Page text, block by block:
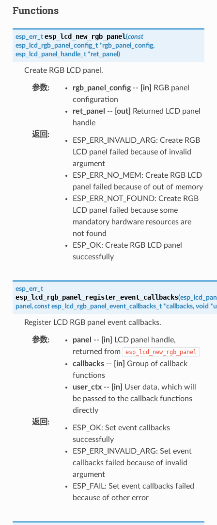
Functions
esp_err_t esp_lcd_new_rgb_panel(const
esp_lcd_rgb_panel_config_t *rgb_panel_config,
esp_lcd_panel_handle_t *ret_panel )
Create RGB LCD panel.
参数: rgb_panel_config-- [in]
RGB panel
configuration
ret_panel
-- [out]
Returned LCD panel
handle
返回 :
ESP_ERR_INVALID_ARG: Create RGB
LCD panel failed because of invalid
argument
ESP_ERR_NO_MEM: Create RGB LCD
panel failed because of out of memory
ESP_ERR_NOT_FOUND: Create RGB
LCD panel failed because some
mandatory hardware resources are
not found
ESP_OK: Create RGB LCD panel
successfully
esp_err_t
esp_lcd_rgb_panel_register_event_callbacks(
panel , const esp_lcd_rgb_panel_event_callbacks_t *callbacks, void *
Register LCD RGB panel event callbacks.
参数: panel -- [in]
LCD panel handle,
returned from
esp_lcd_new_rgb_panel
callbacks-- [in] Group of callback
functions
user_ctx-- [in]
User data, which will
be passed to the callback functions
directly
返回 :
ESP_OK: Set event callbacks
successfully
ESP_ERR_INVALID_ARG: Set event
callbacks failed because of invalid
argument
ESP_FAIL: Set event callbacks failed
because of other error